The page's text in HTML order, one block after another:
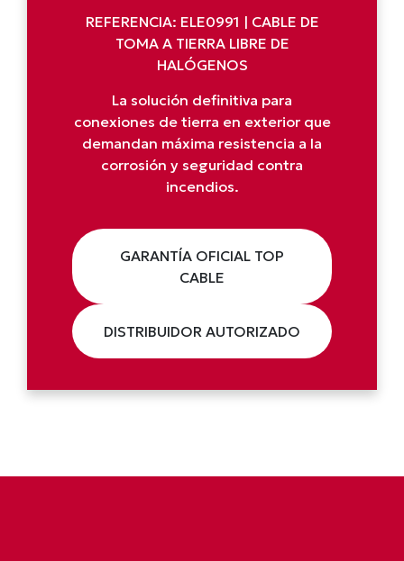
REFERENCIA: ELE0991 | CABLE DE
TOMA A TIERRA LIBRE DE
HALÓGENOS
La solución definitiva para
conexiones de tierra en exterior que
demandan máxima resistencia a la
corrosión y seguridad contra
incendios.
GARANTÍA OFICIAL TOP
CABLE
DISTRIBUIDOR AUTORIZADO